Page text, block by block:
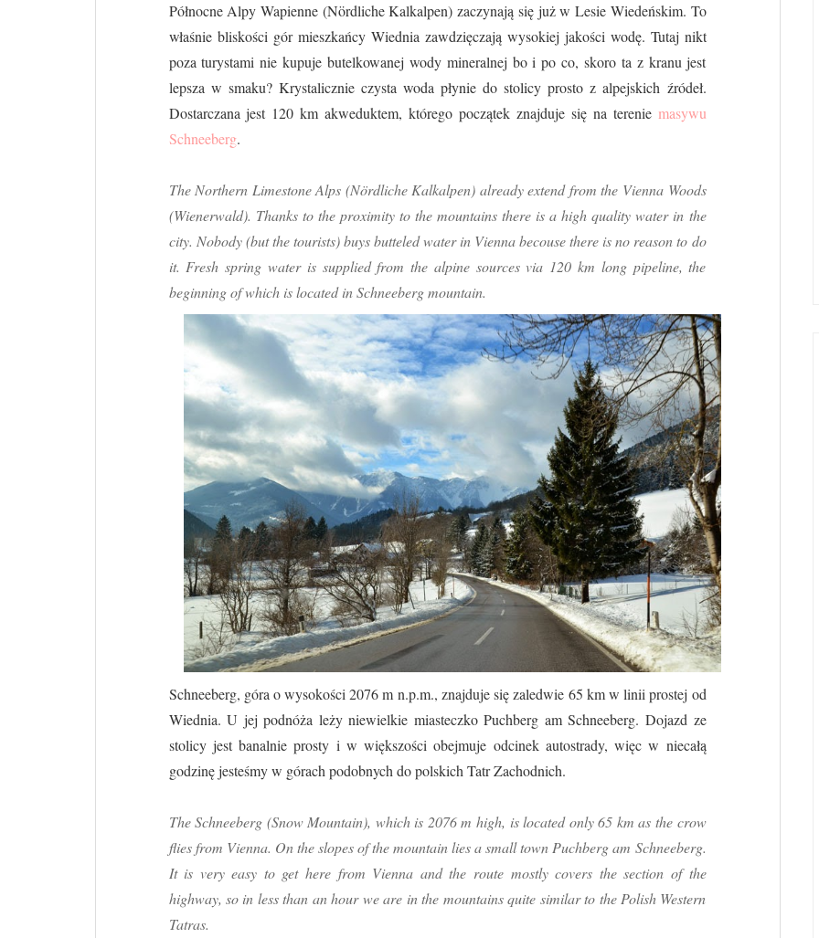
Północne Alpy Wapienne (Nördliche Kalkalpen) zaczynają się już w Lesie Wiedeńskim. To
właśnie bliskości gór mieszkańcy Wiednia zawdzięczają wysokiej jakości wodę. Tutaj nikt
poza turystami nie kupuje butelkowanej wody mineralnej bo i po co, skoro ta z kranu jest
lepsza w smaku? Krystalicznie czysta woda płynie do stolicy prosto z alpejskich źródeł.
Dostarczana jest 120 km akweduktem, którego początek znajduje się na terenie masywu
Schneeberg.
The Northern Limestone Alps (Nördliche Kalkalpen) already extend from the Vienna Woods
(Wienerwald). Thanks to the proximity to the mountains there is a high quality water in the
city. Nobody (but the tourists) buys butteled water in Vienna becouse there is no reason to do
it. Fresh spring water is supplied from the alpine sources via 120 km long pipeline, the
beginning of which is located in Schneeberg mountain.
Schneeberg, góra o wysokości 2076 m n.p.m., znajduje się zaledwie 65 km w linii prostej od
Wiednia. U jej podnóża leży niewielkie miasteczko Puchberg am Schneeberg. Dojazd ze
stolicy jest banalnie prosty i w większości obejmuje odcinek autostrady, więc w niecałą
godzinę jesteśmy w górach podobnych do polskich Tatr Zachodnich.
The Schneeberg (Snow Mountain), which is 2076 m high, is located only 65 km as the crow
flies from Vienna. On the slopes of the mountain lies a small town Puchberg am Schneeberg.
It is very easy to get here from Vienna and the route mostly covers the section of the
highway, so in less than an hour we are in the mountains quite similar to the Polish Western
Tatras.